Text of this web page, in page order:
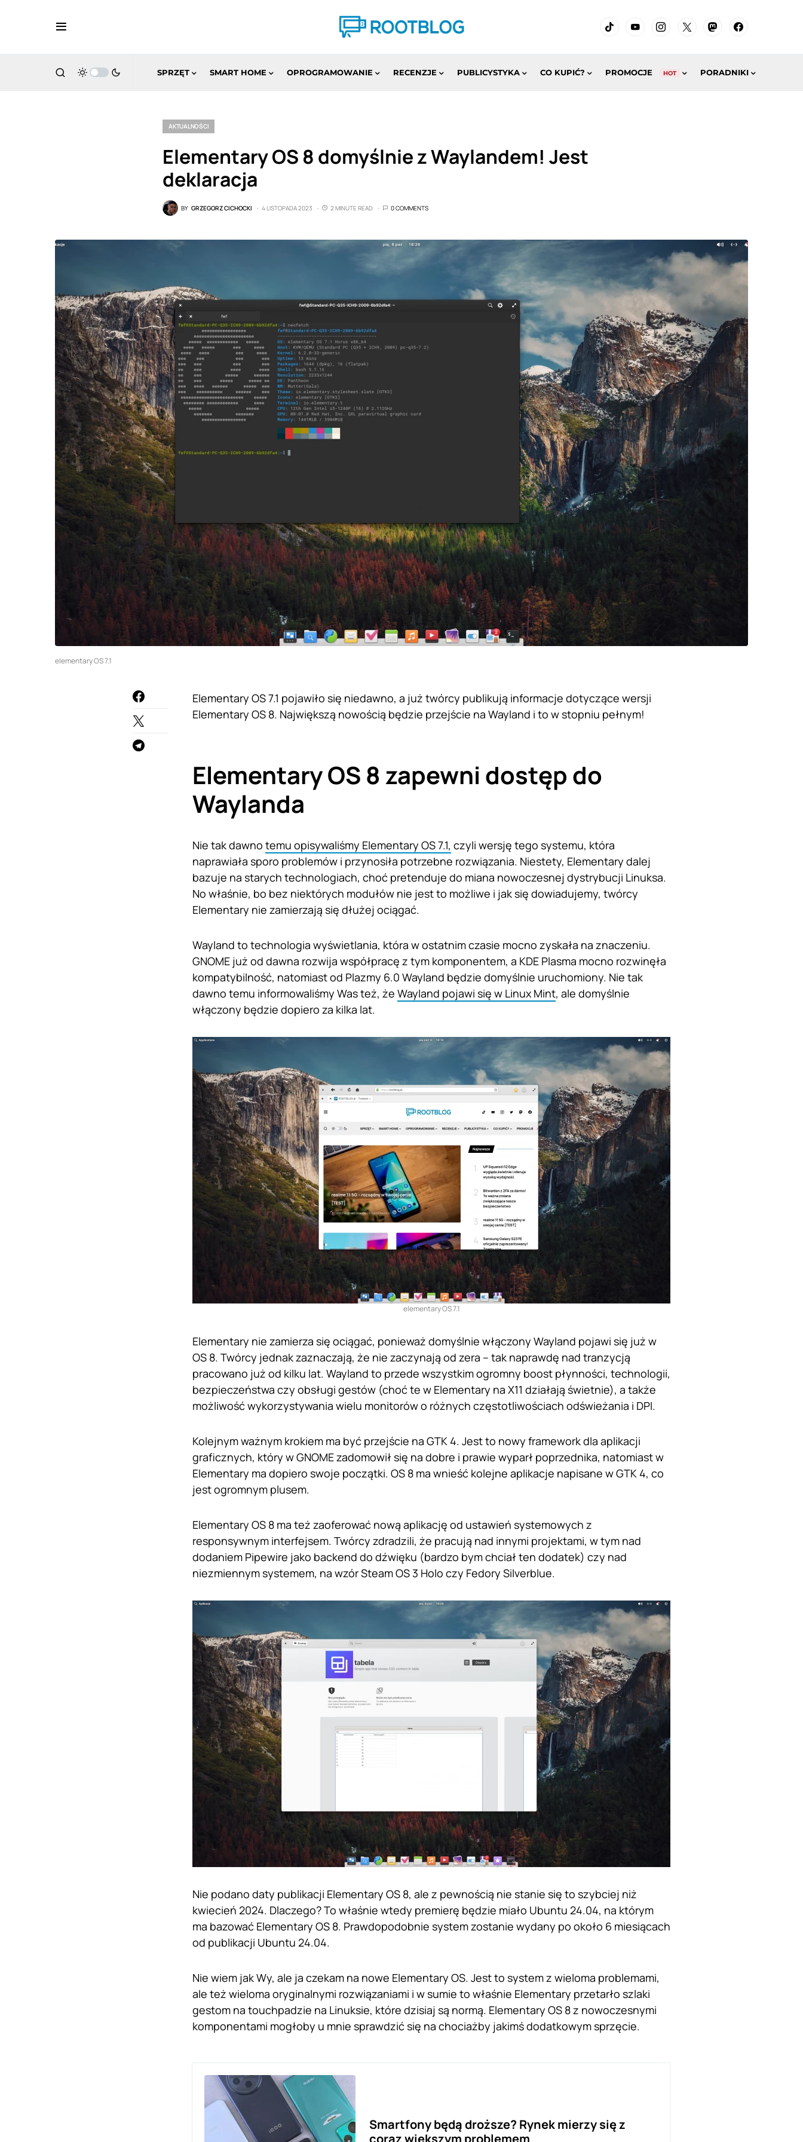
SPRZĘT SMART HOME OPROGRAMOWANIE RECENZJE PUBLICYSTYKA CO KUPIĆ? PROMOCJE HOT PORADNIKI
AKTUALNOŚCI
Elementary OS 8 domyślnie z Waylandem! Jest
deklaracja
BY GRZEGORZ CICHOCKI 4 LISTOPADA 2023 2 MINUTE READ 0 COMMENTS
elementary OS 7.1
Elementary OS 7.1 pojawiło się niedawno, a już twórcy publikują informacje dotyczące wersji
Elementary OS 8. Największą nowością będzie przejście na Wayland i to w stopniu pełnym!
Elementary OS 8 zapewni dostęp do
Waylanda
Nie tak dawno temu opisywaliśmy Elementary OS 7.1, czyli wersję tego systemu, która
naprawiała sporo problemów i przynosiła potrzebne rozwiązania. Niestety, Elementary dalej
bazuje na starych technologiach, choć pretenduje do miana nowoczesnej dystrybucji Linuksa.
No właśnie, bo bez niektórych modułów nie jest to możliwe i jak się dowiadujemy, twórcy
Elementary nie zamierzają się dłużej ociągać.
Wayland to technologia wyświetlania, która w ostatnim czasie mocno zyskała na znaczeniu.
GNOME już od dawna rozwija współpracę z tym komponentem, a KDE Plasma mocno rozwinęła
kompatybilność, natomiast od Plazmy 6.0 Wayland będzie domyślnie uruchomiony. Nie tak
dawno temu informowaliśmy Was też, że Wayland pojawi się w Linux Mint, ale domyślnie
włączony będzie dopiero za kilka lat.
elementary OS 7.1
Elementary nie zamierza się ociągać, ponieważ domyślnie włączony Wayland pojawi się już w
OS 8. Twórcy jednak zaznaczają, że nie zaczynają od zera – tak naprawdę nad tranzycją
pracowano już od kilku lat. Wayland to przede wszystkim ogromny boost płynności, technologii,
bezpieczeństwa czy obsługi gestów (choć te w Elementary na X11 działają świetnie), a także
możliwość wykorzystywania wielu monitorów o różnych częstotliwościach odświeżania i DPI.
Kolejnym ważnym krokiem ma być przejście na GTK 4. Jest to nowy framework dla aplikacji
graficznych, który w GNOME zadomowił się na dobre i prawie wyparł poprzednika, natomiast w
Elementary ma dopiero swoje początki. OS 8 ma wnieść kolejne aplikacje napisane w GTK 4, co
jest ogromnym plusem.
Elementary OS 8 ma też zaoferować nową aplikację od ustawień systemowych z
responsywnym interfejsem. Twórcy zdradzili, że pracują nad innymi projektami, w tym nad
dodaniem Pipewire jako backend do dźwięku (bardzo bym chciał ten dodatek) czy nad
niezmiennym systemem, na wzór Steam OS 3 Holo czy Fedory Silverblue.
Nie podano daty publikacji Elementary OS 8, ale z pewnością nie stanie się to szybciej niż
kwiecień 2024. Dlaczego? To właśnie wtedy premierę będzie miało Ubuntu 24.04, na którym
ma bazować Elementary OS 8. Prawdopodobnie system zostanie wydany po około 6 miesiącach
od publikacji Ubuntu 24.04.
Nie wiem jak Wy, ale ja czekam na nowe Elementary OS. Jest to system z wieloma problemami,
ale też wieloma oryginalnymi rozwiązaniami i w sumie to właśnie Elementary przetarło szlaki
gestom na touchpadzie na Linuksie, które dzisiaj są normą. Elementary OS 8 z nowoczesnymi
komponentami mogłoby u mnie sprawdzić się na chociażby jakimś dodatkowym sprzęcie.
Smartfony będą droższe? Rynek mierzy się z
coraz większym problemem